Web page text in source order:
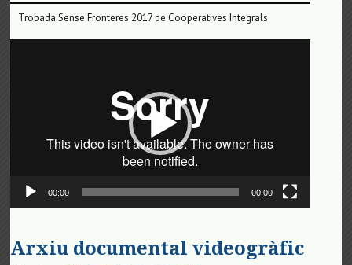
Trobada Sense Fronteres 2017 de Cooperatives Integrals
00:00 00:00
Arxiu documental videogràfic